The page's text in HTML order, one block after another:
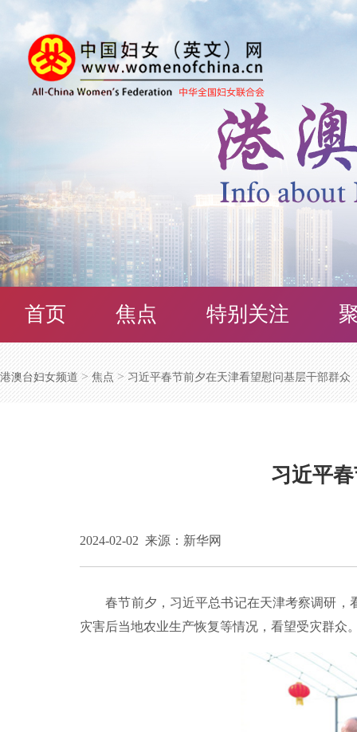
首页 焦点 特别关注
港澳台妇女频道 > 焦点 > 习近平春节前夕在天津看望慰问基层干部群众
习近平
2024-02-02 来源：新华网
春节前夕，习近平总书记在天津考察调研，
灾害后当地农业生产恢复等情况，看望受灾群众